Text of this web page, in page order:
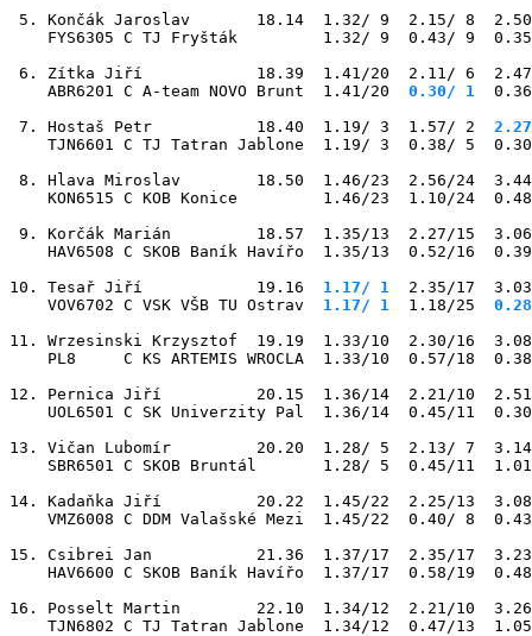
5. Končák Jaroslav       18.14  1.32/ 9  2.15/ 8
FYS6305 C TJ Fryšták         1.32/ 9  0.43/ 9
6. Zítka Jiří            18.39  1.41/20  2.11/ 6
    ABR6201 C A-team NOVO Brunt  1.41/20
  0.30/ 1
7. Hostaš Petr           18.40  1.19/ 3  1.57/ 2
TJN6601 C TJ Tatran Jablone  1.19/ 3  0.38/ 5
8. Hlava Miroslav        18.50  1.46/23  2.56/24
KON6515 C KOB Konice         1.46/23  1.10/24
9. Korčák Marián         18.57  1.35/13  2.27/15
HAV6508 C SKOB Baník Havířo  1.35/13  0.52/16
10. Tesař Jiří            19.16
  1.17/ 1
2.35/17
    VOV6702 C VSK VŠB TU Ostrav
  1.17/ 1
  1.18/25
11. Wrzesinski Krzysztof  19.19  1.33/10  2.30/16
PL8     C KS ARTEMIS WROCLA  1.33/10  0.57/18
12. Pernica Jiří          20.15  1.36/14  2.21/10
UOL6501 C SK Univerzity Pal  1.36/14  0.45/11
13. Vičan Lubomír         20.20  1.28/ 5  2.13/ 7
SBR6501 C SKOB Bruntál       1.28/ 5  0.45/11
14. Kadaňka Jiří          20.22  1.45/22  2.25/13
VMZ6008 C DDM Valašské Mezi  1.45/22  0.40/ 8
15. Csibrei Jan           21.36  1.37/17  2.35/17  3.23/
HAV6600 C SKOB Baník Havířo  1.37/17  0.58/19
16. Posselt Martin        22.10  1.34/12  2.21/10
TJN6802 C TJ Tatran Jablone  1.34/12  0.47/13